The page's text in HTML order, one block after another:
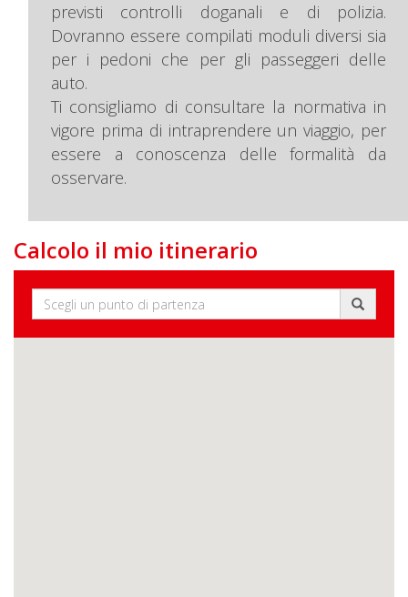
previsti controlli doganali e di polizia.
Dovranno essere compilati moduli diversi sia
per i pedoni che per gli passeggeri delle
auto.
Ti consigliamo di consultare la normativa in
vigore prima di intraprendere un viaggio, per
essere a conoscenza delle formalità da
osservare.
Calcolo il mio itinerario